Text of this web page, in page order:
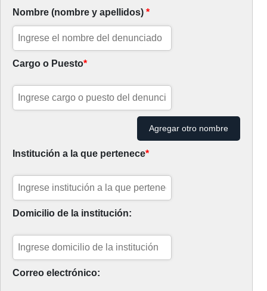
Nombre (nombre y apellidos) *
Cargo o Puesto*
Agregar otro nombre
Institución a la que pertenece*
Domicilio de la institución:
Correo electrónico: